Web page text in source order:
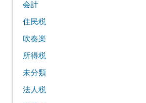
会計
住民税
吹奏楽
所得税
未分類
法人税